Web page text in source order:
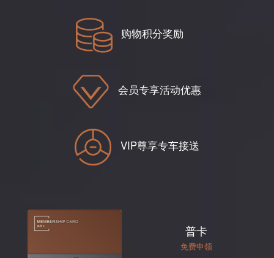
购物积分奖励
会员专享活动优惠
VIP尊享专车接送
普卡
免费申领